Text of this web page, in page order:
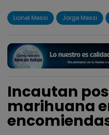
Lionel Messi Jorge Messi
Incautan
marihuana